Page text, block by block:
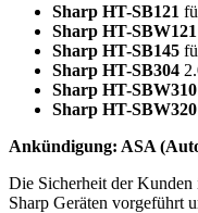
Sharp HT-SB121
Sharp HT-SBW121
Sharp HT-SB145
Sharp HT-SB304
Sharp HT-SBW310
Sharp HT-SBW320
Ankündigung: ASA
Die Sicherheit der
Sharp Geräten vorgeführt